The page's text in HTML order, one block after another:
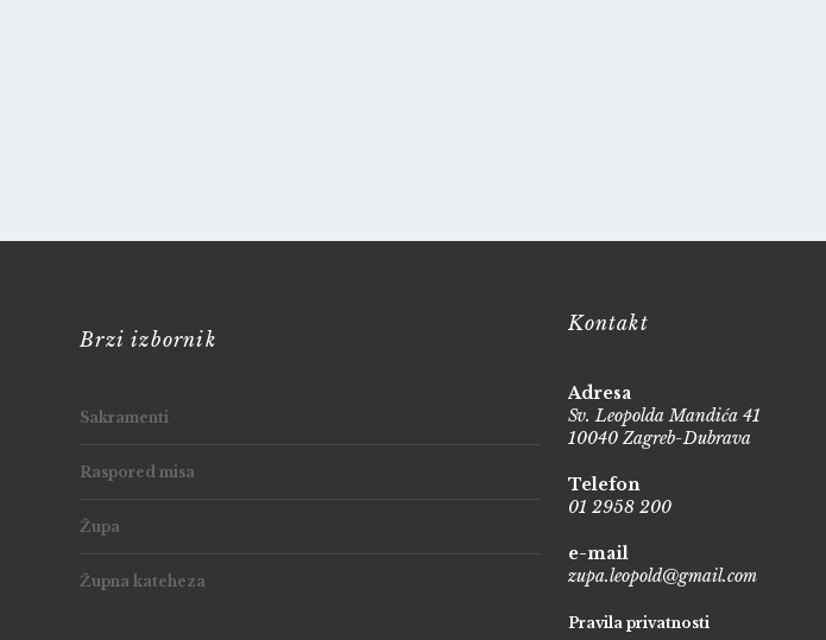
Brzi izbornik
Sakramenti
Raspored misa
Župa
Župna kateheza
Kontakt
Adresa
Sv. Leopolda Mandića 41
10040 Zagreb-Dubrava
Telefon
01 2958 200
e-mail
zupa.leopold@gmail.com
Pravila privatnosti